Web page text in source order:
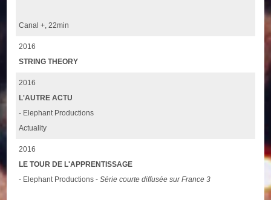
Canal +, 22min
2016
STRING THEORY
2016
L'AUTRE ACTU
- Elephant Productions
Actuality
2016
LE TOUR DE L'APPRENTISSAGE
- Elephant Productions -Série courte diffusée sur France 3